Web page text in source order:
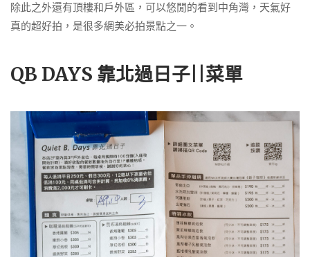
除此之外還有頂樓和戶外區，可以悠閒的看到中角灣，天氣好
真的超好拍，是很多網美必拍景點之一。
QB DAYS 靠北過日子||菜單